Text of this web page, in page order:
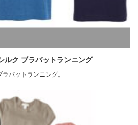
ルク ブラパットランニング
パットランニング。